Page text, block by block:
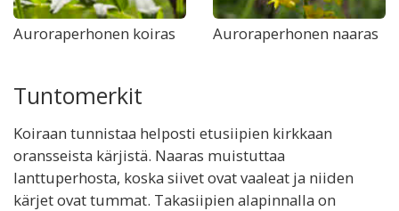
Auroraperhonen koiras Auroraperhonen naaras
Tuntomerkit
Koiraan tunnistaa helposti etusiipien kirkkaan
oransseista kärjistä. Naaras muistuttaa
lanttuperhosta, koska siivet ovat vaaleat ja niiden
kärjet ovat tummat. Takasiipien alapinnalla on